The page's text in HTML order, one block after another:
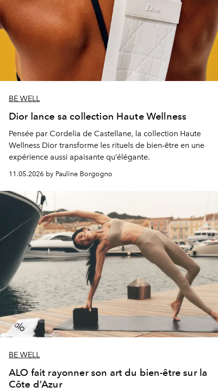
BE WELL
Dior lance sa collection Haute Wellness
Pensée par Cordelia de Castellane, la collection Haute
Wellness Dior transforme les rituels de bien-être en une
expérience aussi apaisante qu’élégante.
11.05.2026 by Pauline Borgogno
BE WELL
ALO fait rayonner son art du bien-être sur la
Côte d’Azur